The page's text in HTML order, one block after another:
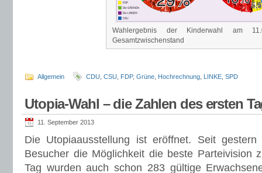
Wahlergebnis der Kinderwahl am
Gesamtzwischenstand
Allgemein CDU CSU FDP, Grüne Hochrechnung LINKE SPD
Utopia-Wahl – die Zahlen des ersten
11. September 2013
Die Utopiaausstellung ist eröffnet. Seit
Besucher die Möglichkeit die beste Parteivision
Tag wurden auch schon 283 gültige